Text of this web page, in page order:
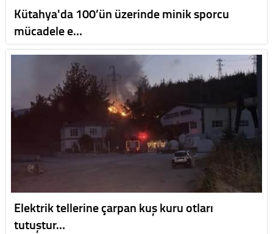
Kütahya'da 100’ün üzerinde minik sporcu
mücadele e…
Elektrik tellerine çarpan kuş kuru otları
tutuştur…